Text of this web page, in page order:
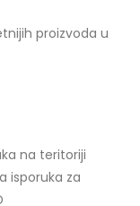
proizvoda u
na teritoriji
isporuka za